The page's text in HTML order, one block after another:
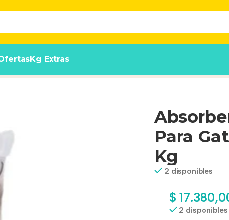
Kg Extras
Poopy Pets Pino x 15 Kg
Para
Kg
2 disponibles
$
2 disponibles